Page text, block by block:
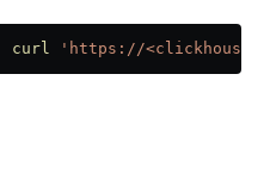
curl 'https://